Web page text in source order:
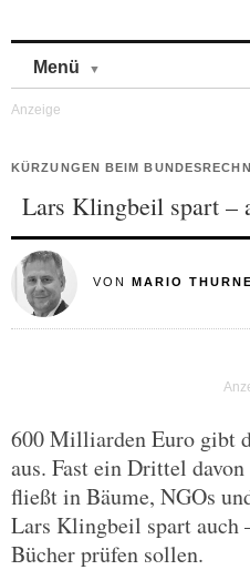
Menü
KÜRZUNGEN BEIM
Lars Klingbeil spart –
VON MARIO
600 Milliarden Euro gibt
aus. Fast ein Drittel
fließt in Bäume, NGOs
Lars Klingbeil spart auch
Bücher prüfen sollen.